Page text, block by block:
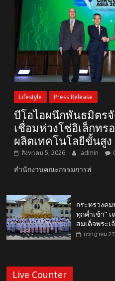
Lifestyle Press Release
บีโอไอผนึกพันธมิตรจั
เชื่อมห่วงโซ่อิเล็กท
ผลิตเทคโนโลยีขั้นสูง
สิงหาคม 5, 2026 admin
สำนักงานคณะกรรมการส่
กระทรวงค
ทุกค่ำเช้า”
สมเด็จพระเ
กรกฎาคม
Live Counter